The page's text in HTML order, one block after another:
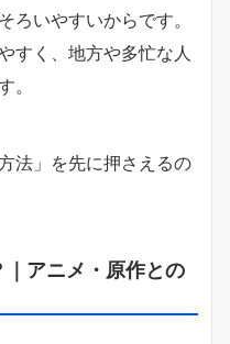
ろいやすいからです。
すく、地方や多忙な人
。
法」を先に押さえるの
｜アニメ・原作との